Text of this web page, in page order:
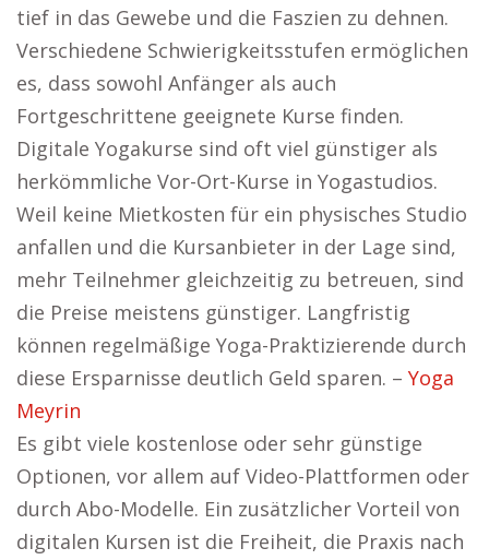
tief in das Gewebe und die Faszien zu dehnen.
Verschiedene Schwierigkeitsstufen ermöglichen
es, dass sowohl Anfänger als auch
Fortgeschrittene geeignete Kurse finden.
Digitale Yogakurse sind oft viel günstiger als
herkömmliche Vor-Ort-Kurse in Yogastudios.
Weil keine Mietkosten für ein physisches Studio
anfallen und die Kursanbieter in der Lage sind,
mehr Teilnehmer gleichzeitig zu betreuen, sind
die Preise meistens günstiger. Langfristig
können regelmäßige Yoga-Praktizierende durch
diese Ersparnisse deutlich Geld sparen. – Yoga
Meyrin
Es gibt viele kostenlose oder sehr günstige
Optionen, vor allem auf Video-Plattformen oder
durch Abo-Modelle. Ein zusätzlicher Vorteil von
digitalen Kursen ist die Freiheit, die Praxis nach